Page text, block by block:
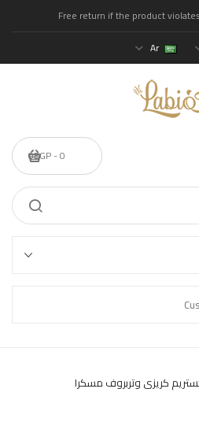
Free return if the product
Ar
0 - 0EGP
كريزى وتربروف مسكرا